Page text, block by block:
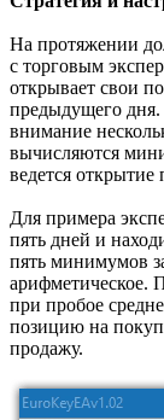
На протяжении
с торговым
открывает свои
предыдущего
внимание
вычисляются
ведется открытие
Для примера
пять дней и
пять минимумов
арифметическое.
при пробое
позицию на
продажу.